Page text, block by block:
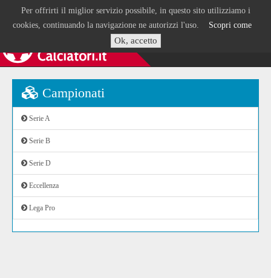
Per offrirti il miglior servizio possibile, in questo sito utilizziamo i
cookies, continuando la navigazione ne autorizzi l'uso. Scopri come
Ok, accetto
Campionati
Serie A
Serie B
Serie D
Eccellenza
Lega Pro